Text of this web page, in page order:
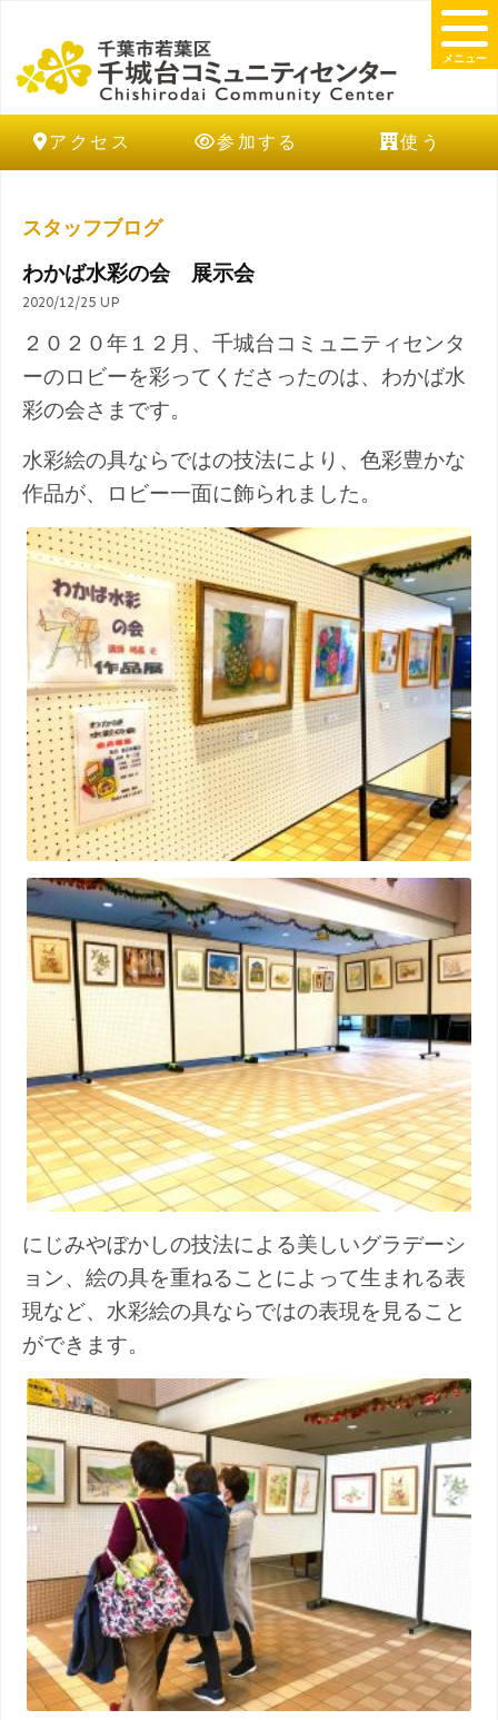
アクセス 参加する 使う
メニュー
スタッフブログ
わかば水彩の会 展示会
2020/12/25 UP
２０２０年１２月、千城台コミュニティセンタ
ーのロビーを彩ってくださったのは、わかば水
彩の会さまです。
水彩絵の具ならではの技法により、色彩豊かな
作品が、ロビー一面に飾られました。
にじみやぼかしの技法による美しいグラデーシ
ョン、絵の具を重ねることによって生まれる表
現など、水彩絵の具ならではの表現を見ること
ができます。